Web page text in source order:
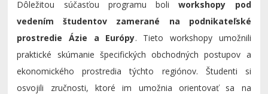
Dôležitou súčasťou programu boliworkshopy pod
vedením študentov zamerané na podnikateľské
prostredie Ázie a Európy. Tieto workshopy umožnili
praktické skúmanie špecifických obchodných postupov a
ekonomického prostredia týchto regiónov. Študenti si
osvojili zručnosti, ktoré im umožnia orientovať sa na